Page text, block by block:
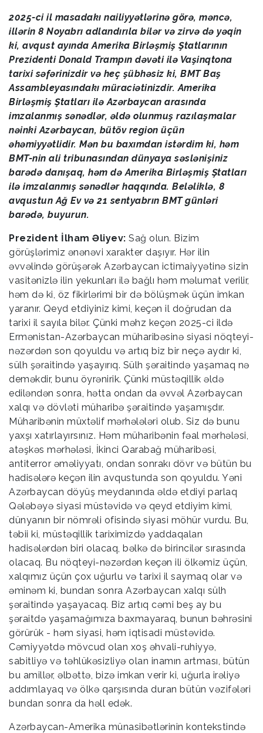
2025-ci il masadakı nailiyyətlərinə görə, məncə,
illərin 8 Noyabrı adlandırıla bilər və zirvə də yəqin
ki, avqust ayında Amerika Birləşmiş Ştatlarının
Prezidenti Donald Trampın dəvəti ilə Vaşinqtona
tarixi səfərinizdir və heç şübhəsiz ki, BMT Baş
Assambleyasındakı müraciətinizdir. Amerika
Birləşmiş Ştatları ilə Azərbaycan arasında
imzalanmış sənədlər, əldə olunmuş razılaşmalar
nəinki Azərbaycan, bütöv region üçün
əhəmiyyətlidir. Mən bu baxımdan istərdim ki, həm
BMT-nin ali tribunasından dünyaya səslənişiniz
barədə danışaq, həm də Amerika Birləşmiş Ştatları
ilə imzalanmış sənədlər haqqında. Beləliklə, 8
avqustun Ağ Ev və 21 sentyabrın BMT günləri
barədə, buyurun.
Prezident İlham Əliyev: Sağ olun. Bizim
görüşlərimiz ənənəvi xarakter daşıyır. Hər ilin
əvvəlində görüşərək Azərbaycan ictimaiyyətinə sizin
vasitənizlə ilin yekunları ilə bağlı həm məlumat verilir,
həm də ki, öz fikirlərimi bir də bölüşmək üçün imkan
yaranır. Qeyd etdiyiniz kimi, keçən il doğrudan da
tarixi il sayıla bilər. Çünki məhz keçən 2025-ci ildə
Ermənistan-Azərbaycan müharibəsinə siyasi nöqteyi-
nəzərdən son qoyuldu və artıq biz bir neçə aydır ki,
sülh şəraitində yaşayırıq. Sülh şəraitində yaşamaq nə
deməkdir, bunu öyrənirik. Çünki müstəqillik əldə
ediləndən sonra, hətta ondan da əvvəl Azərbaycan
xalqı və dövləti müharibə şəraitində yaşamışdır.
Müharibənin müxtəlif mərhələləri olub. Siz də bunu
yaxşı xatırlayırsınız. Həm müharibənin fəal mərhələsi,
atəşkəs mərhələsi, İkinci Qarabağ müharibəsi,
antiterror əməliyyatı, ondan sonrakı dövr və bütün bu
hadisələrə keçən ilin avqustunda son qoyuldu. Yəni
Azərbaycan döyüş meydanında əldə etdiyi parlaq
Qələbəyə siyasi müstəvidə və qeyd etdiyim kimi,
dünyanın bir nömrəli ofisində siyasi möhür vurdu. Bu,
təbii ki, müstəqillik tariximizdə yaddaqalan
hadisələrdən biri olacaq, bəlkə də birincilər sırasında
olacaq. Bu nöqteyi-nəzərdən keçən ili ölkəmiz üçün,
xalqımız üçün çox uğurlu və tarixi il saymaq olar və
əminəm ki, bundan sonra Azərbaycan xalqı sülh
şəraitində yaşayacaq. Biz artıq cəmi beş ay bu
şəraitdə yaşamağımıza baxmayaraq, bunun bəhrəsini
görürük - həm siyasi, həm iqtisadi müstəvidə.
Cəmiyyətdə mövcud olan xoş əhvali-ruhiyyə,
sabitliyə və təhlükəsizliyə olan inamın artması, bütün
bu amillər, əlbəttə, bizə imkan verir ki, uğurla irəliyə
addımlayaq və ölkə qarşısında duran bütün vəzifələri
bundan sonra da həll edək.
Azərbaycan-Amerika münasibətlərinin kontekstində